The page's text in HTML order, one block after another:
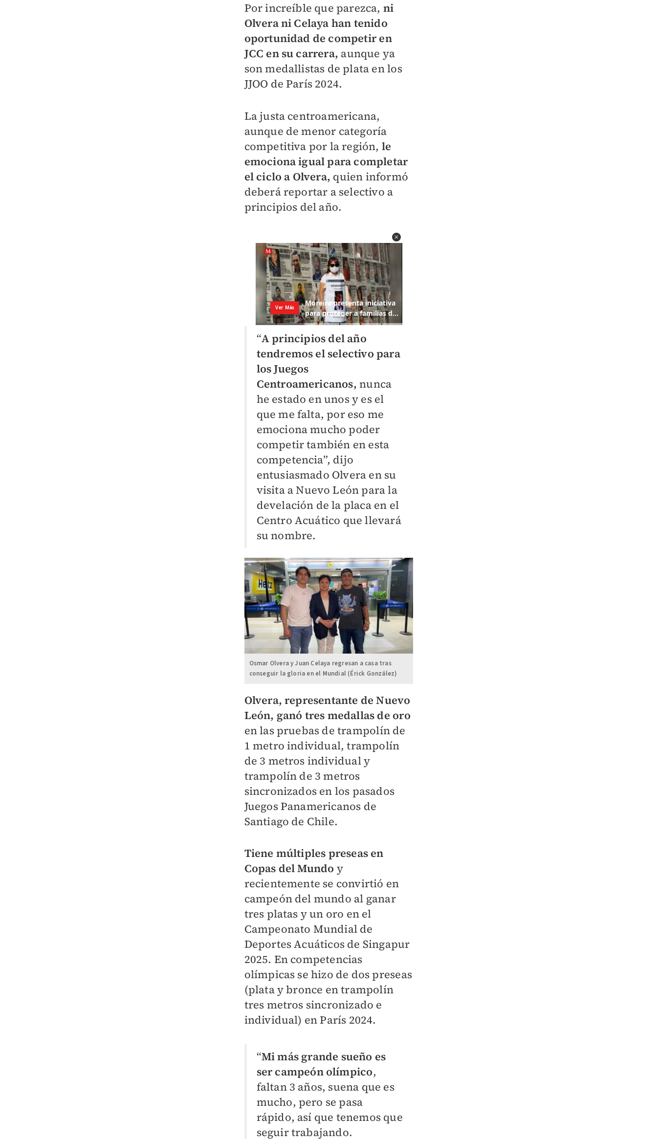
Por increíble que parezca, ni
Olvera ni Celaya han tenido
oportunidad de competir en
JCC en su carrera, aunque ya
son medallistas de plata en los
JJOO de París 2024.
La justa centroamericana,
aunque de menor categoría
competitiva por la región, le
emociona igual para completar
el ciclo a Olvera, quien informó
deberá reportar a selectivo a
principios del año.
“A principios del año
tendremos el selectivo para
los Juegos
Centroamericanos, nunca
he estado en unos y es el
que me falta, por eso me
emociona mucho poder
competir también en esta
competencia”, dijo
entusiasmado Olvera en su
visita a Nuevo León para la
develación de la placa en el
Centro Acuático que llevará
su nombre.
Osmar Olvera y Juan Celaya regresan a casa tras
conseguir la gloria en el Mundial (Érick González)
​​Olvera, representante de Nuevo
León, ganó tres medallas de oro
en las pruebas de trampolín de
1 metro individual, trampolín
de 3 metros individual y
trampolín de 3 metros
sincronizados en los pasados
Juegos Panamericanos de
Santiago de Chile.
Tiene múltiples preseas en
Copas del Mundo y
recientemente se convirtió en
campeón del mundo al ganar
tres platas y un oro en el
Campeonato Mundial de
Deportes Acuáticos de Singapur
2025. En competencias
olímpicas se hizo de dos preseas
(plata y bronce en trampolín
tres metros sincronizado e
individual) en París 2024.
“Mi más grande sueño es
ser campeón olímpico,
faltan 3 años, suena que es
mucho, pero se pasa
rápido, así que tenemos que
seguir trabajando.